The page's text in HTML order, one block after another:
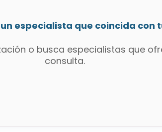
especialista que coincida con
o busca especialistas que
consulta.